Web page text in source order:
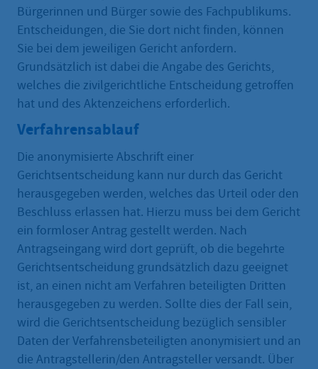
Bürgerinnen und Bürger sowie des Fachpublikums.
Entscheidungen, die Sie dort nicht finden, können
Sie bei dem jeweiligen Gericht anfordern.
Grundsätzlich ist dabei die Angabe des Gerichts,
welches die zivilgerichtliche Entscheidung getroffen
hat und des Aktenzeichens erforderlich.
Verfahrensablauf
Die anonymisierte Abschrift einer
Gerichtsentscheidung kann nur durch das Gericht
herausgegeben werden, welches das Urteil oder den
Beschluss erlassen hat. Hierzu muss bei dem Gericht
ein formloser Antrag gestellt werden. Nach
Antragseingang wird dort geprüft, ob die begehrte
Gerichtsentscheidung grundsätzlich dazu geeignet
ist, an einen nicht am Verfahren beteiligten Dritten
herausgegeben zu werden. Sollte dies der Fall sein,
wird die Gerichtsentscheidung bezüglich sensibler
Daten der Verfahrensbeteiligten anonymisiert und an
die Antragstellerin/den Antragsteller versandt. Über